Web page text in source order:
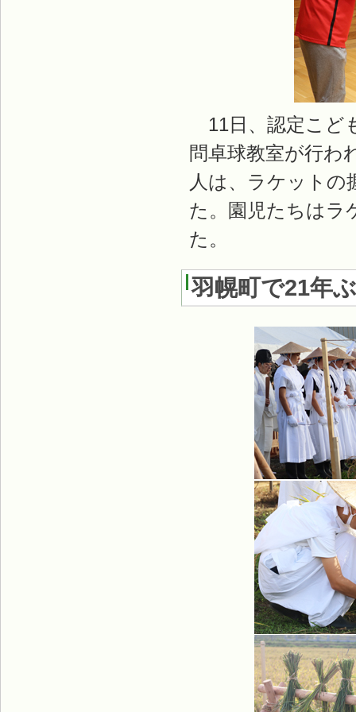
11日、認定こど
問卓球教室が行わ
人は、ラケット
た。園児たちはラ
た。
羽幌町で21年